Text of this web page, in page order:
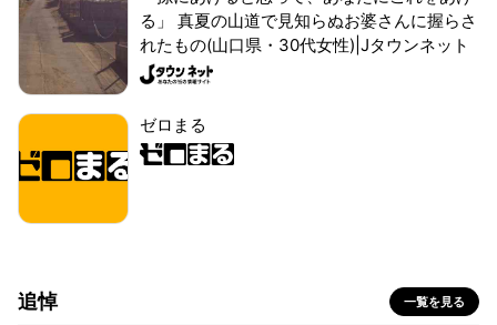
る」 真夏の山道で見知らぬお婆さんに握らさ
れたもの(山口県・30代女性)|Jタウンネット
ゼロまる
追悼 一覧を見る